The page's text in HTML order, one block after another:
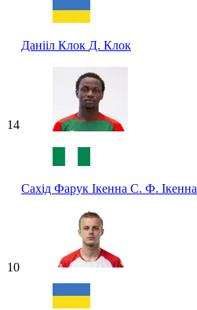
Данііл Клок Д. Клок
14
Сахід Фарук Ікенна С. Ф. Ікенна
10